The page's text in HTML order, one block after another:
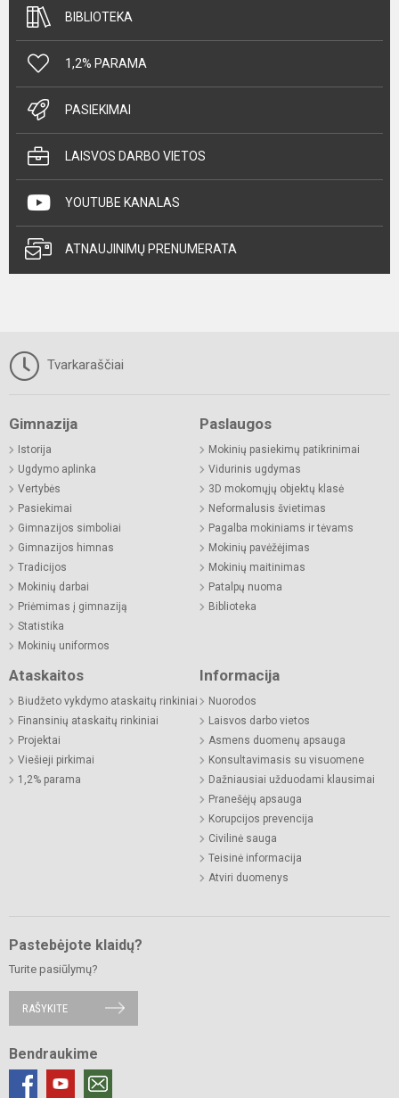
BIBLIOTEKA
1,2% PARAMA
PASIEKIMAI
LAISVOS DARBO VIETOS
YOUTUBE KANALAS
ATNAUJINIMŲ PRENUMERATA
Tvarkaraščiai
Gimnazija
Istorija
Ugdymo aplinka
Vertybės
Pasiekimai
Gimnazijos simboliai
Gimnazijos himnas
Tradicijos
Mokinių darbai
Priėmimas į gimnaziją
Statistika
Mokinių uniformos
Paslaugos
Mokinių pasiekimų patikrinimai
Vidurinis ugdymas
3D mokomųjų objektų klasė
Neformalusis švietimas
Pagalba mokiniams ir tėvams
Mokinių pavėžėjimas
Mokinių maitinimas
Patalpų nuoma
Biblioteka
Ataskaitos
Biudžeto vykdymo ataskaitų rinkiniai
Finansinių ataskaitų rinkiniai
Projektai
Viešieji pirkimai
1,2% parama
Informacija
Nuorodos
Laisvos darbo vietos
Asmens duomenų apsauga
Konsultavimasis su visuomene
Dažniausiai užduodami klausimai
Pranešėjų apsauga
Korupcijos prevencija
Civilinė sauga
Teisinė informacija
Atviri duomenys
Pastebėjote klaidų?
Turite pasiūlymų?
RAŠYKITE
Bendraukime